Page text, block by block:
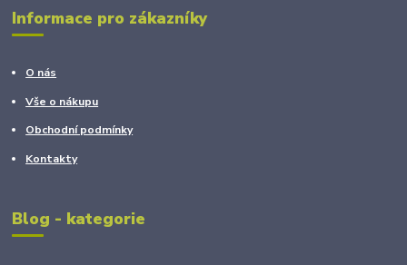
Informace pro zákazníky
O nás
Vše o nákupu
Obchodní podmínky
Kontakty
Blog - kategorie